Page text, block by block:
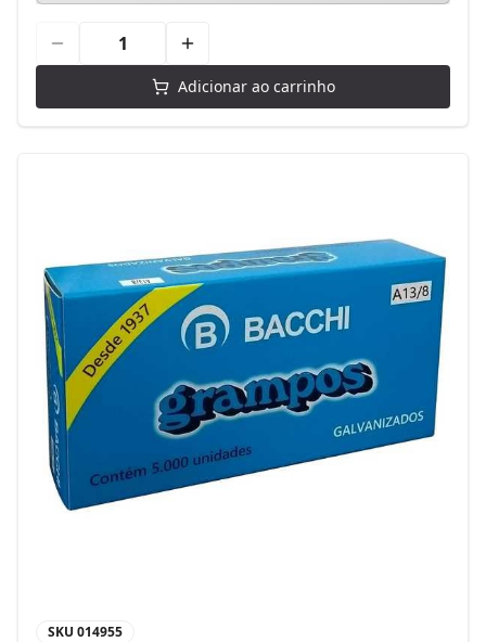
Adicionar ao carrinho
SKU 014955